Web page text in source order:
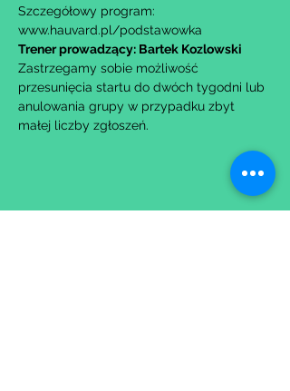
Szczegółowy program:
www.hauvard.pl/podstawowka
Trener prowadzący: Bartek Kozlowski
Zastrzegamy sobie możliwość
przesunięcia startu do dwóch tygodni lub
anulowania grupy w przypadku zbyt
małej liczby zgłoszeń.